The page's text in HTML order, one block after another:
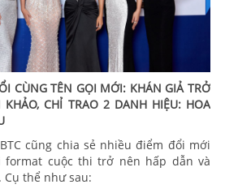
CÙNG TÊN GỌI MỚI: KHÁN GIẢ TRỞ
KHẢO, CHỈ TRAO 2 DANH HIỆU: HOA
cũng chia sẻ nhiều điểm đổi mới
format cuộc thi trở nên hấp dẫn và
Cụ thể như sau: